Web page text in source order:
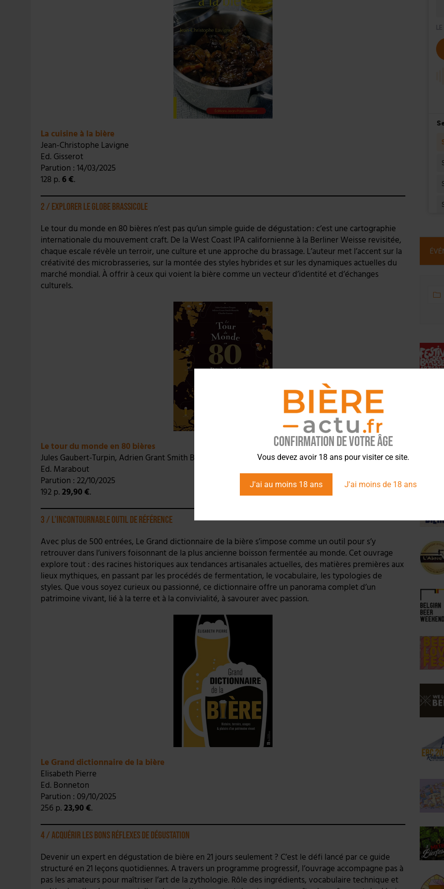
Confirmation de votre âge
Vous devez avoir 18 ans pour visiter ce site.
J'ai au moins 18 ans J'ai moins de 18 ans
La cuisine à la bière
Jean-Christophe Lavigne
Ed. Gisserot
Parution : 14/03/2025
128 p. 6 €.
2 / Explorer le globe brassicole
Le tour du monde en 80 bières n’est pas qu’un simple guide de dégustation : c’est une cartographie
internationale du mouvement craft. De la West Coast IPA californienne à la Berliner Weisse revisitée,
chaque escale révèle un terroir, une culture et une approche du brassage. L’auteur met l’accent sur la
créativité des microbrasseries, sur la montée des styles hybrides et sur les dynamiques actuelles du
marché mondial. À offrir à ceux qui voient la bière comme un vecteur d’identité et d’échanges
culturels.
Le tour du monde en 80 bières
Jules Gaubert-Turpin, Adrien Grant Smith Bianchi, Charlie Garros
Ed. Marabout
Parution : 22/10/2025
192 p. 29,90 €.
3 / L’incontournable outil de référence
Avec plus de 500 entrées, Le Grand dictionnaire de la bière s’impose comme un outil pour s’y
retrouver dans l’univers foisonnant de la plus ancienne boisson fermentée au monde. Cet ouvrage
explore tout : des racines historiques aux tendances artisanales actuelles, des matières premières aux
lieux mythiques, en passant par les procédés de fermentation, le vocabulaire, les typologies de
styles. Que vous soyez curieux ou passionné, ce dictionnaire offre un panorama complet d’un
patrimoine vivant, lié à la terre et à la convivialité, à savourer avec passion.
Le Grand dictionnaire de la bière
Elisabeth Pierre
Ed. Bonneton
Parution : 09/10/2025
256 p. 23,90 €.
4 / Acquérir les bons réflexes de dégustation
Devenir un expert en dégustation de bière en 21 jours seulement ? C’est le défi lancé par ce guide
structuré en 21 leçons quotidiennes. A travers un programme progressif, l’ouvrage accompagne pas à
pas les amateurs pour maîtriser l’art de la zythologie. Rôle des ingrédients, vocabulaire technique et